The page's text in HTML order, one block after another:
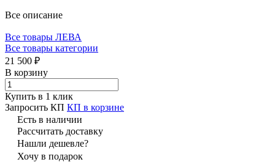
Все описание
Все товары ЛЕВА
Все товары категории
21 500 ₽
В корзину
Купить в 1 клик
Запросить КП КП в корзине
Есть в наличии
Рассчитать доставку
Нашли дешевле?
Хочу в подарок